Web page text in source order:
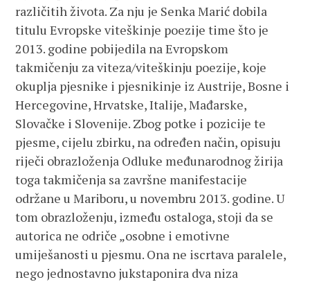
različitih života. Za nju je Senka Marić dobila
titulu Evropske viteškinje poezije time što je
2013. godine pobijedila na Evropskom
takmičenju za viteza/viteškinju poezije, koje
okuplja pjesnike i pjesnikinje iz Austrije, Bosne i
Hercegovine, Hrvatske, Italije, Mađarske,
Slovačke i Slovenije. Zbog potke i pozicije te
pjesme, cijelu zbirku, na određen način, opisuju
riječi obrazloženja Odluke međunarodnog žirija
toga takmičenja sa završne manifestacije
održane u Mariboru, u novembru 2013. godine. U
tom obrazloženju, između ostaloga, stoji da se
autorica ne odriče „osobne i emotivne
umiješanosti u pjesmu. Ona ne iscrtava paralele,
nego jednostavno jukstaponira dva niza